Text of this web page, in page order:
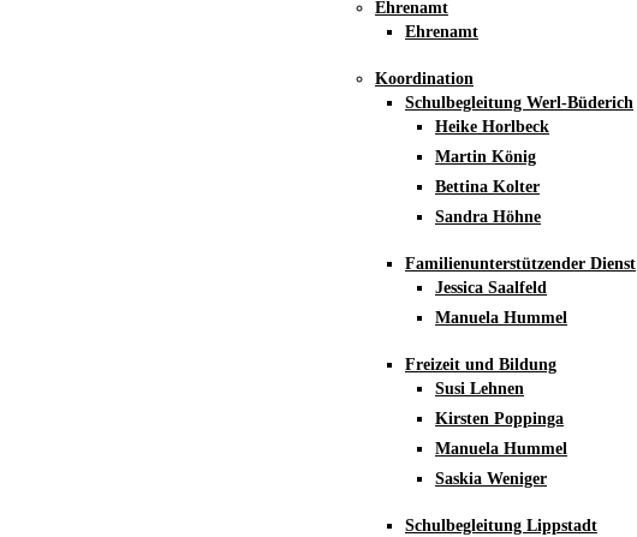
Ehrenamt
Ehrenamt
Koordination
Schulbegleitung Werl-Büderich
Heike Horlbeck
Martin König
Bettina Kolter
Sandra Höhne
Familienunterstützender Dienst
Jessica Saalfeld
Manuela Hummel
Freizeit und Bildung
Susi Lehnen
Kirsten Poppinga
Manuela Hummel
Saskia Weniger
Schulbegleitung Lippstadt